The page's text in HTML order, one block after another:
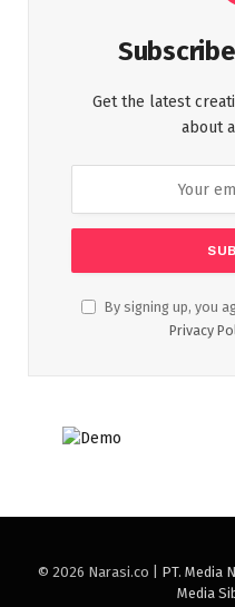
Get the latest
about
By signing up, you
Privacy
© 2026 Narasi.co | PT. Media
Media